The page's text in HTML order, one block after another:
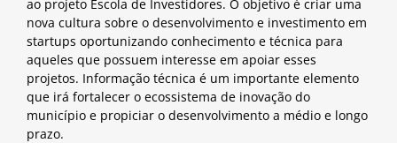
ao projeto Escola de Investidores. O objetivo é criar uma
nova cultura sobre o desenvolvimento e investimento em
startups oportunizando conhecimento e técnica para
aqueles que possuem interesse em apoiar esses
projetos. Informação técnica é um importante elemento
que irá fortalecer o ecossistema de inovação do
município e propiciar o desenvolvimento a médio e longo
prazo.